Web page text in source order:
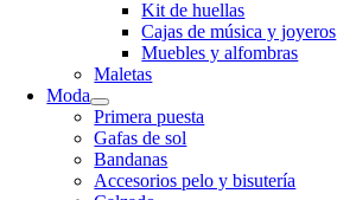
Kit de huellas
Cajas de música y joyeros
Muebles y alfombras
Maletas
Moda
Primera puesta
Gafas de sol
Bandanas
Accesorios pelo y bisutería